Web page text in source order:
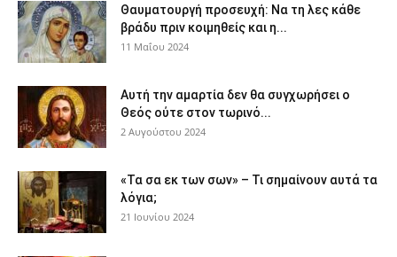
Θαυματουργή προσευχή: Να τη λες κάθε
βράδυ πριν κοιμηθείς και η...
11 Μαΐου 2024
Αυτή την αμαρτία δεν θα συγχωρήσει ο
Θεός ούτε στον τωρινό...
2 Αυγούστου 2024
«Τα σα εκ των σων» – Τι σημαίνουν αυτά τα
λόγια;
21 Ιουνίου 2024